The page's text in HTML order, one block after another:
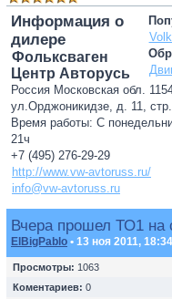
Информация о
дилере
Фольксваген
Центр Авторусь
Россия Московская обл.
ул.Орджоникидзе, д. 11,
Время работы: С
21ч
+7 (495) 276-29-29
http://www.vw-avtoruss.ru/
info@vw-avtoruss.ru
Вчера прошел ТО1
ElBigPablo • 13 ноя 2011, 18:34
Просмотры: 1063
Коментариев: 0